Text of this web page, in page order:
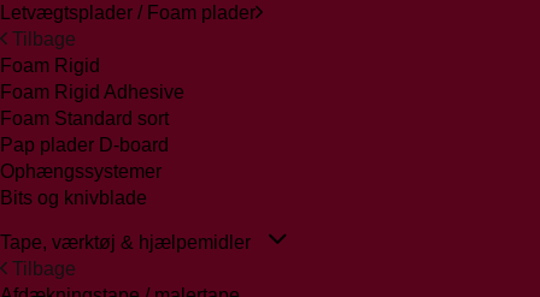
Letvægtsplader / Foam plader
Tilbage
Foam Rigid
Foam Rigid Adhesive
Foam Standard sort
Pap plader D-board
Ophængssystemer
Bits og knivblade
Tape, værktøj & hjælpemidler
Tilbage